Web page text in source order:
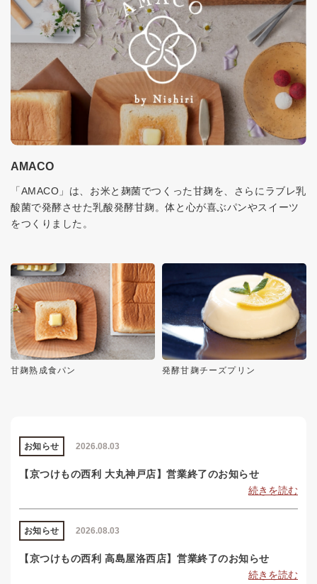
AMACO
「AMACO」は、お米と麹菌でつくった甘麹を、さらにラブレ乳
酸菌で発酵させた乳酸発酵甘麹。体と心が喜ぶパンやスイーツ
をつくりました。
甘麹熟成食パン 発酵甘麹チーズプリン
2026.08.03
お知らせ
【京つけもの西利 大丸神戸店】営業終了のお知らせ
続きを読む
2026.08.03
お知らせ
【京つけもの西利 高島屋洛西店】営業終了のお知らせ
続きを読む